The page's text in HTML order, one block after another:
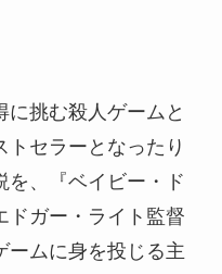
挑む殺人ゲームと
トセラーとなったり
を、『ベイビー・ド
ドガー・ライト監督
ームに身を投じる主